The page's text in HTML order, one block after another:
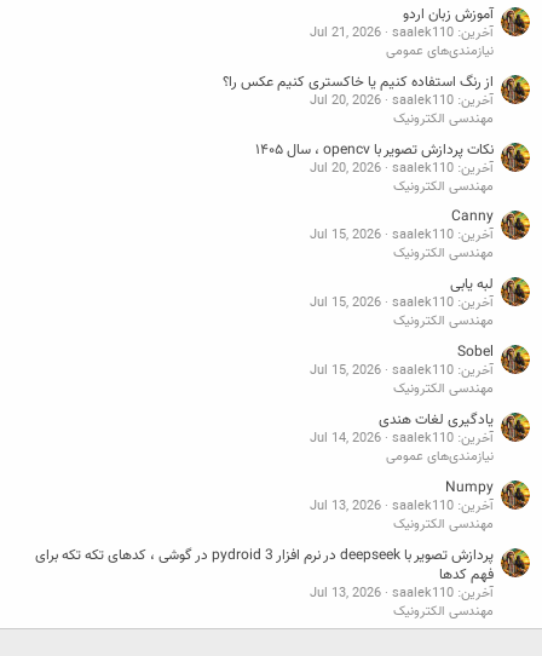
آموزش زبان اردو
آخرین: saalek110
Jul 21, 2026
نیازمندی‌های عمومی
از رنگ استفاده کنیم یا خاکستری کنیم عکس را؟
آخرین: saalek110
Jul 20, 2026
مهندسی الکترونیک
نکات پردازش تصویر با opencv ، سال ۱۴۰۵
آخرین: saalek110
Jul 20, 2026
مهندسی الکترونیک
Canny
آخرین: saalek110
Jul 15, 2026
مهندسی الکترونیک
لبه یابی
آخرین: saalek110
Jul 15, 2026
مهندسی الکترونیک
Sobel
آخرین: saalek110
Jul 15, 2026
مهندسی الکترونیک
یادگیری لغات هندی
آخرین: saalek110
Jul 14, 2026
نیازمندی‌های عمومی
Numpy
آخرین: saalek110
Jul 13, 2026
مهندسی الکترونیک
پردازش تصویر با deepseek در نرم افزار pydroid 3 در گوشی ، کدهای تکه تکه برای
فهم کدها
آخرین: saalek110
Jul 13, 2026
مهندسی الکترونیک